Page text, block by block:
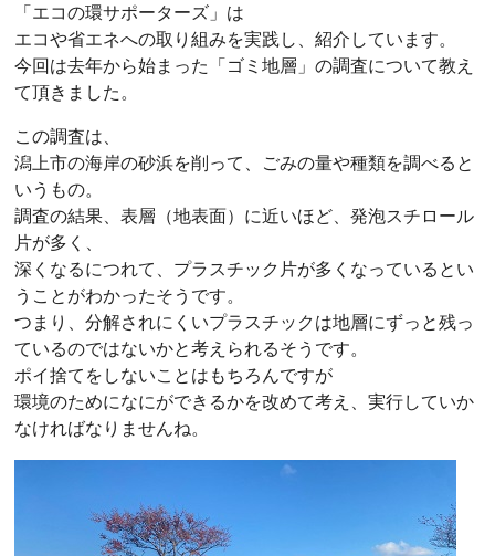
「エコの環サポーターズ」は
エコや省エネへの取り組みを実践し、紹介しています。
今回は去年から始まった「ゴミ地層」の調査について教え
て頂きました。
この調査は、
潟上市の海岸の砂浜を削って、ごみの量や種類を調べると
いうもの。
調査の結果、表層（地表面）に近いほど、発泡スチロール
片が多く、
深くなるにつれて、プラスチック片が多くなっているとい
うことがわかったそうです。
つまり、分解されにくいプラスチックは地層にずっと残っ
ているのではないかと考えられるそうです。
ポイ捨てをしないことはもちろんですが
環境のためになにができるかを改めて考え、実行していか
なければなりませんね。